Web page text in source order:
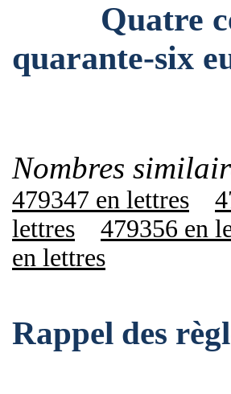
Quatre
quarante-six
Nombres
479347 en lettres
lettres
479356 en
en lettres
Rappel des